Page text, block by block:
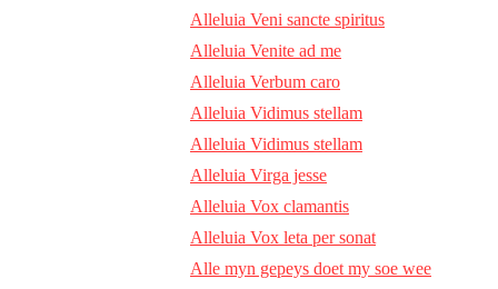
Alleluia Veni sancte spiritus
Alleluia Venite ad me
Alleluia Verbum caro
Alleluia Vidimus stellam
Alleluia Vidimus stellam
Alleluia Virga jesse
Alleluia Vox clamantis
Alleluia Vox leta per sonat
Alle myn gepeys doet my soe wee